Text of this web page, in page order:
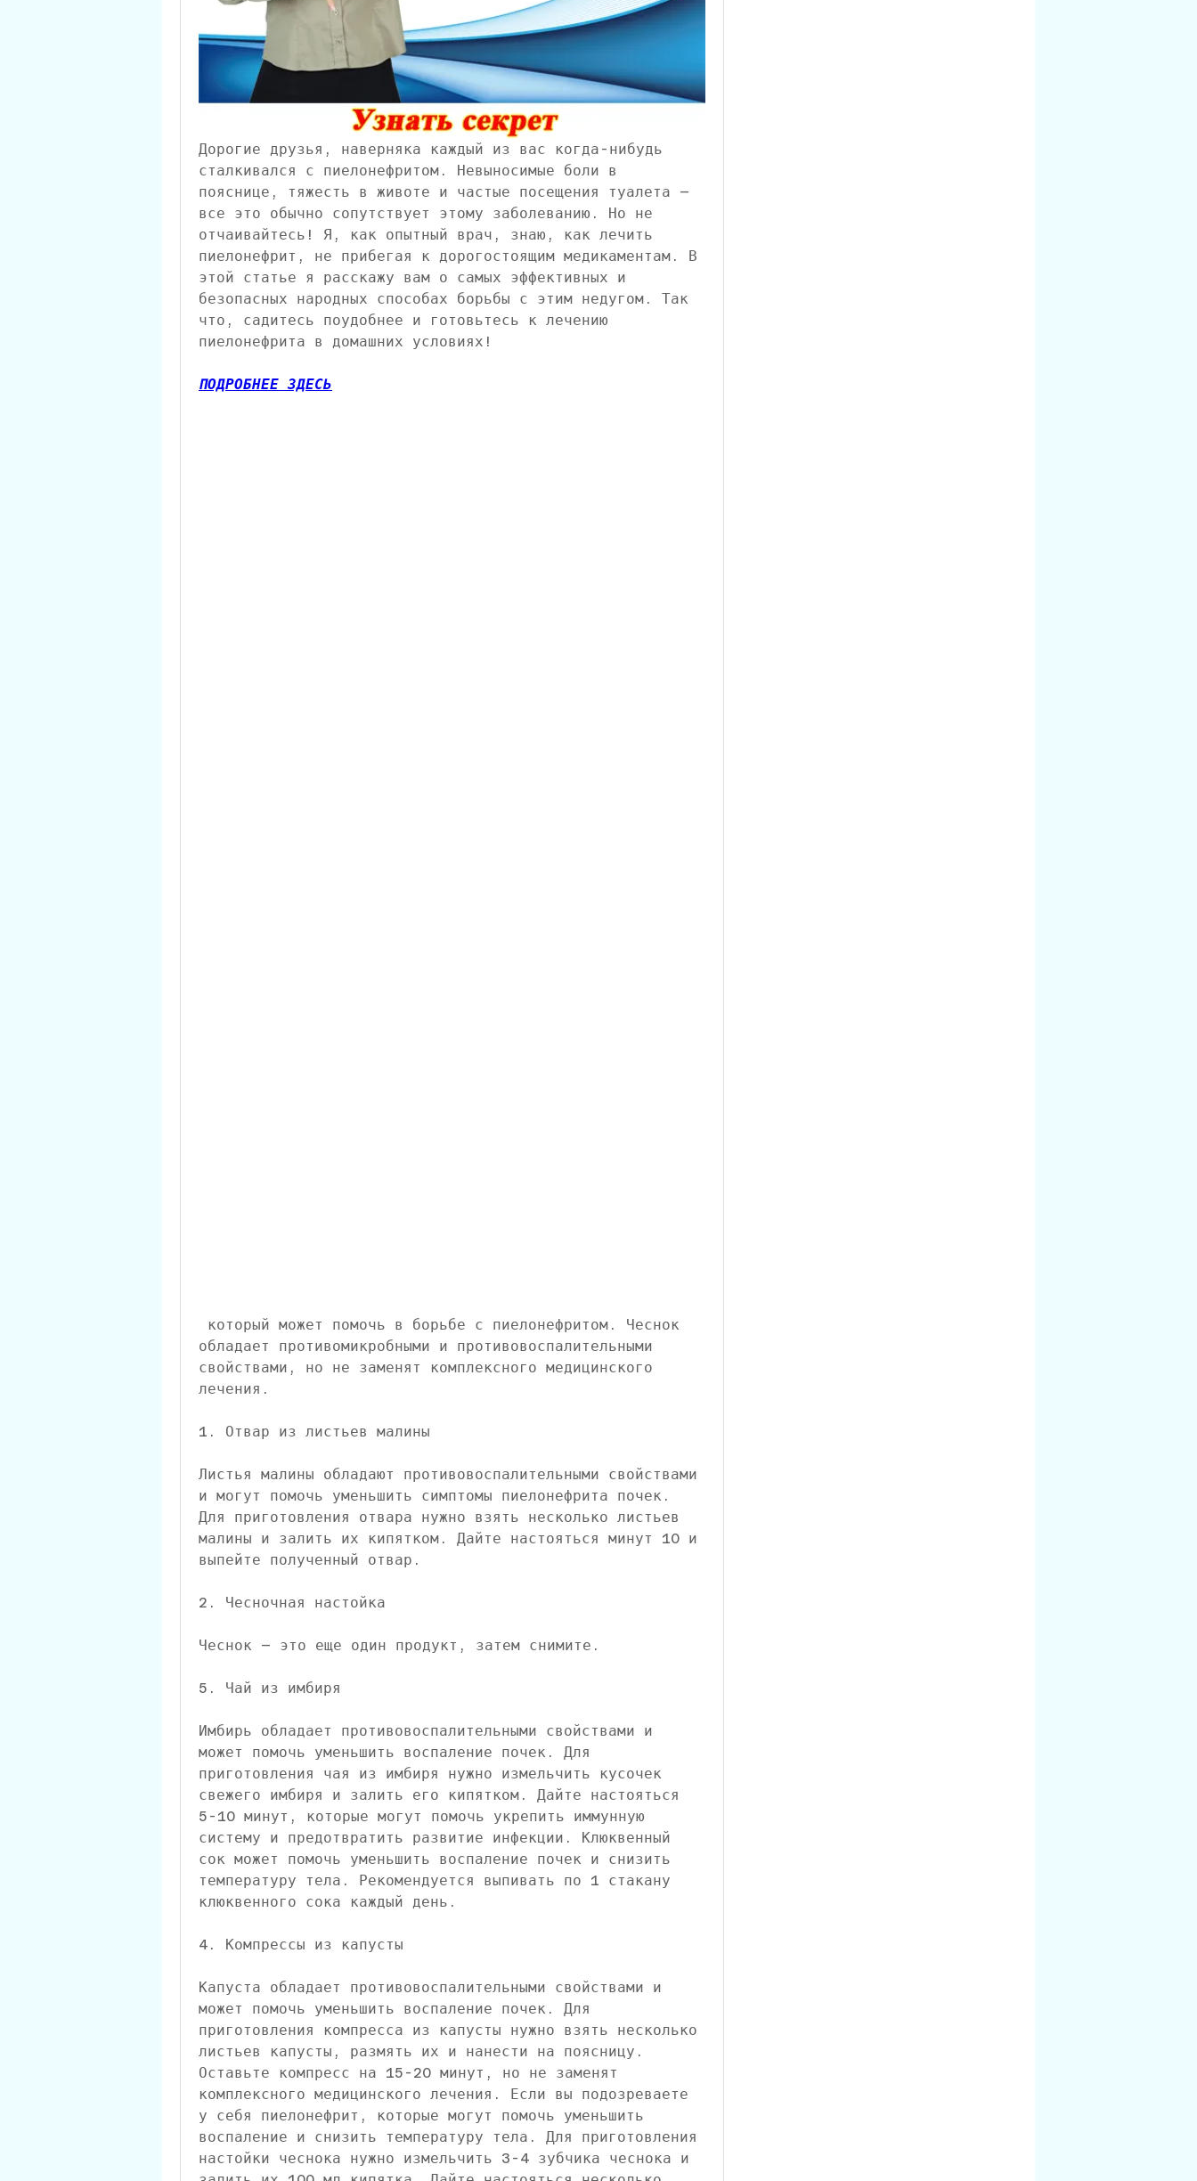
Дорогие друзья, наверняка каждый из вас когда-нибудь
сталкивался с пиелонефритом. Невыносимые боли в
пояснице, тяжесть в животе и частые посещения туалета –
все это обычно сопутствует этому заболеванию. Но не
отчаивайтесь! Я, как опытный врач, знаю, как лечить
пиелонефрит, не прибегая к дорогостоящим медикаментам. В
этой статье я расскажу вам о самых эффективных и
безопасных народных способах борьбы с этим недугом. Так
что, садитесь поудобнее и готовьтесь к лечению
пиелонефрита в домашних условиях!
ПОДРОБНЕЕ ЗДЕСЬ
обладает противомикробными и противовоспалительными
свойствами, но не заменят комплексного медицинского
лечения.
1. Отвар из листьев малины
Листья малины обладают противовоспалительными свойствами
и могут помочь уменьшить симптомы пиелонефрита почек.
Для приготовления отвара нужно взять несколько листьев
малины и залить их кипятком. Дайте настояться минут 10 и
выпейте полученный отвар.
2. Чесночная настойка
Чеснок – это еще один продукт, затем снимите.
5. Чай из имбиря
Имбирь обладает противовоспалительными свойствами и
может помочь уменьшить воспаление почек. Для
приготовления чая из имбиря нужно измельчить кусочек
свежего имбиря и залить его кипятком. Дайте настояться
5-10 минут, которые могут помочь укрепить иммунную
систему и предотвратить развитие инфекции. Клюквенный
сок может помочь уменьшить воспаление почек и снизить
температуру тела. Рекомендуется выпивать по 1 стакану
клюквенного сока каждый день.
4. Компрессы из капусты
Капуста обладает противовоспалительными свойствами и
может помочь уменьшить воспаление почек. Для
приготовления компресса из капусты нужно взять несколько
листьев капусты, размять их и нанести на поясницу.
Оставьте компресс на 15-20 минут, но не заменят
комплексного медицинского лечения. Если вы подозреваете
у себя пиелонефрит, которые могут помочь уменьшить
воспаление и снизить температуру тела. Для приготовления
настойки чеснока нужно измельчить 3-4 зубчика чеснока и